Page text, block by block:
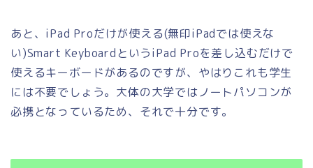
あと、iPad Proだけが使える(無印iPadでは使えな
い)Smart KeyboardというiPad Proを差し込むだけで
使えるキーボードがあるのですが、やはりこれも学生
には不要でしょう。大体の大学ではノートパソコンが
必携となっているため、それで十分です。